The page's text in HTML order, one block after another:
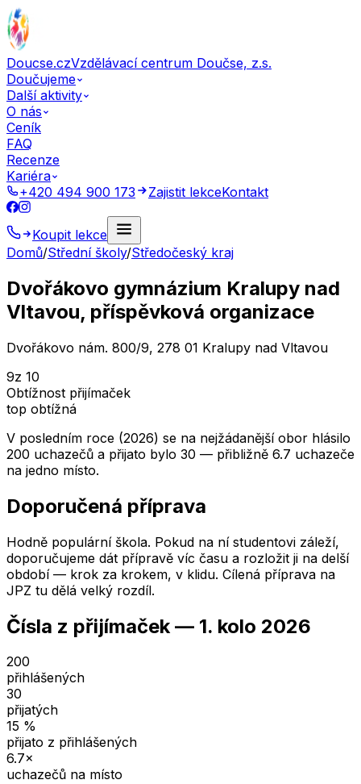
Doucse.czVzdělávací centrum Doučse, z.s.
Doučujeme
Další aktivity
O nás
Ceník
FAQ
Recenze
Kariéra
+420 494 900 173
Zajistit lekceKontakt
Koupit lekce
Domů/Střední školy/Středočeský kraj
Dvořákovo gymnázium Kralupy nad
Vltavou, příspěvková organizace
Dvořákovo nám. 800/9, 278 01 Kralupy nad Vltavou
9z 10
Obtížnost přijímaček
top obtížná
V posledním roce (2026) se na nejžádanější obor hlásilo
200 uchazečů a přijato bylo 30 — přibližně 6.7 uchazeče
na jedno místo.
Doporučená příprava
Hodně populární škola. Pokud na ní studentovi záleží,
doporučujeme dát přípravě víc času a rozložit ji na delší
období — krok za krokem, v klidu. Cílená příprava na
JPZ tu dělá velký rozdíl.
Čísla z přijímaček — 1. kolo 2026
200
přihlášených
30
přijatých
15 %
přijato z přihlášených
6.7×
uchazečů na místo